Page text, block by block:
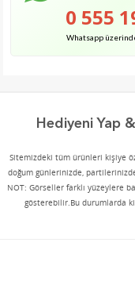
0 555
Whatsapp
Hediyeni Yap
Sitemizdeki tüm ürünleri kişiye
doğum günlerinizde,
NOT: Görseller farklı yüzeylere
gösterebilir.Bu durumlarda